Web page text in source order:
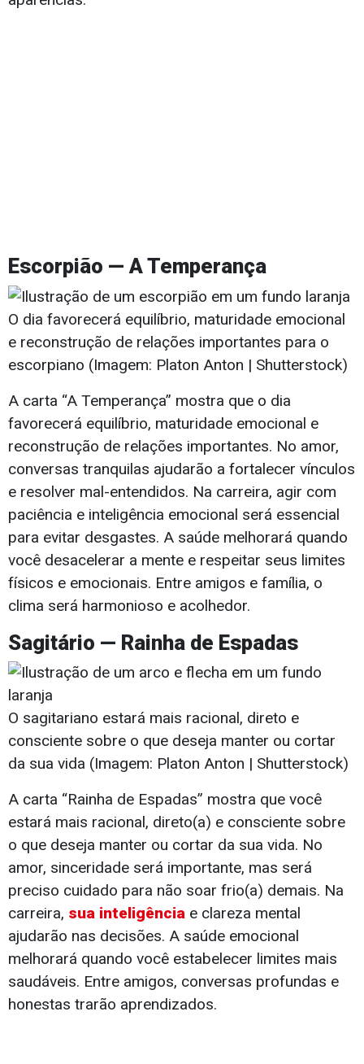
Escorpião — A Temperança
O dia favorecerá equilíbrio, maturidade emocional
e reconstrução de relações importantes para o
escorpiano (Imagem: Platon Anton | Shutterstock)
A carta “A Temperança” mostra que o dia
favorecerá equilíbrio, maturidade emocional e
reconstrução de relações importantes. No amor,
conversas tranquilas ajudarão a fortalecer vínculos
e resolver mal-entendidos. Na carreira, agir com
paciência e inteligência emocional será essencial
para evitar desgastes. A saúde melhorará quando
você desacelerar a mente e respeitar seus limites
físicos e emocionais. Entre amigos e família, o
clima será harmonioso e acolhedor.
Sagitário — Rainha de Espadas
O sagitariano estará mais racional, direto e
consciente sobre o que deseja manter ou cortar
da sua vida (Imagem: Platon Anton | Shutterstock)
A carta “Rainha de Espadas” mostra que você
estará mais racional, direto(a) e consciente sobre
o que deseja manter ou cortar da sua vida. No
amor, sinceridade será importante, mas será
preciso cuidado para não soar frio(a) demais. Na
carreira, sua inteligência e clareza mental
ajudarão nas decisões. A saúde emocional
melhorará quando você estabelecer limites mais
saudáveis. Entre amigos, conversas profundas e
honestas trarão aprendizados.